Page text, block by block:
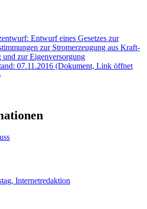
Entwurf eines Gesetzes zur
zur Stromerzeugung aus Kraft-
zur Eigenversorgung
07.11.2016 (Dokument, Link öffnet
Internetredaktion